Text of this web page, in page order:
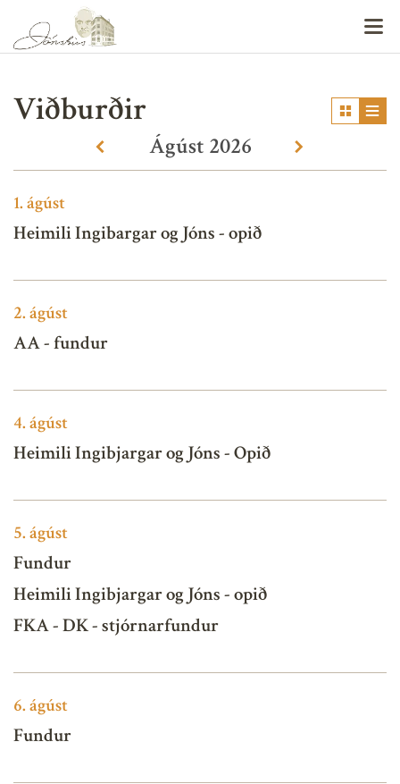
Viðburðir
Ágúst 2026
« »
1.ágúst
Heimili Ingibargar og Jóns - opið
2.ágúst
AA - fundur
4.ágúst
Heimili Ingibjargar og Jóns - Opið
5.ágúst
Fundur
Heimili Ingibjargar og Jóns - opið
FKA - DK - stjórnarfundur
6.ágúst
Fundur